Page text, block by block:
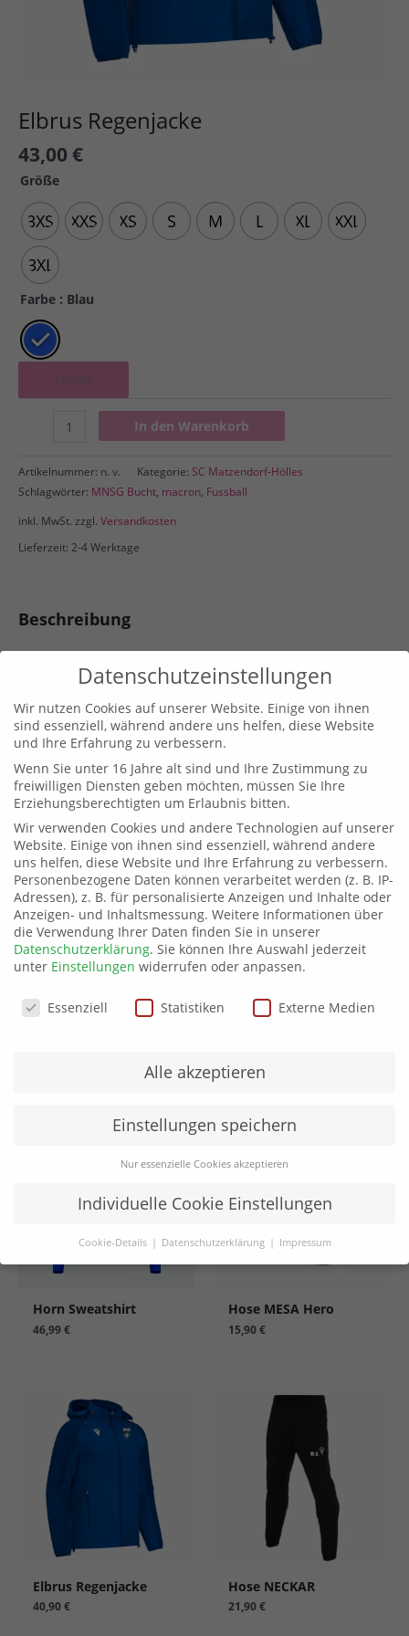
Elbrus Regenjacke
43,00 €
Größe
3XS XXS XS S M L XL
XXL
3XL
Farbe : Blau
LEEREN
In den Warenkorb
Artikelnummer: n. v. Kategorie: SC Matzendorf-Hölles
Schlagwörter: MNSG Bucht, macron, Fussball
inkl. MwSt. zzgl. Versandkosten
Lieferzeit: 2-4 Werktage
Beschreibung
Regenjacke
UNISEX
(100 % Polyester).
Grössen von 3XS – 3XL
inkl. Logodruck auf der linken Brust
Zusätzliche Informationen
Gewicht 180 g
Größe
4XS, 3XS, XXS, XS, S, M, L, XL, XXL, 3XL,
4XL, 5XL
Farbe
Blau
Ähnliche Produkte
Horn Sweatshirt
46,99€
Hose MESA Hero
15,90€
Elbrus Regenjacke
40,90€
Hose NECKAR
21,90€
Datenschutzeinstellungen
Wir nutzen Cookies auf unserer Website. Einige von ihnen
sind essenziell, während andere uns helfen, diese Website
und Ihre Erfahrung zu verbessern.
Wenn Sie unter 16 Jahre alt sind und Ihre Zustimmung zu
freiwilligen Diensten geben möchten, müssen Sie Ihre
Erziehungsberechtigten um Erlaubnis bitten.
Wir verwenden Cookies und andere Technologien auf unserer
Website. Einige von ihnen sind essenziell, während andere
uns helfen, diese Website und Ihre Erfahrung zu verbessern.
Personenbezogene Daten können verarbeitet werden (z. B. IP-
Adressen), z. B. für personalisierte Anzeigen und Inhalte oder
Anzeigen- und Inhaltsmessung. Weitere Informationen über
die Verwendung Ihrer Daten finden Sie in unserer
Datenschutzerklärung. Sie können Ihre Auswahl jederzeit
unter Einstellungen widerrufen oder anpassen.
Datenschutzeinstellungen
Essenziell Statistiken Externe Medien
Alle akzeptieren
Einstellungen speichern
Nur essenzielle Cookies akzeptieren
Individuelle Cookie Einstellungen
Cookie-Details Datenschutzerklärung Impressum
Datenschutzeinstellungen
freiwilligen Diensten geben möchten, müssen Sie Ihre
Erziehungsberechtigten um Erlaubnis bitten.
Personenbezogene Daten können verarbeitet werden (z. B. IP-
Adressen), z. B. für personalisierte Anzeigen und Inhalte oder
Anzeigen- und Inhaltsmessung.
Weitere Informationen über
die Verwendung Ihrer Daten finden Sie in unserer
Datenschutzerklärung .
Hier finden Sie eine Übersicht über alle verwendeten Cookies.
Sie können Ihre Zustimmung zu ganzen Kategorien geben
oder sich weitere Informationen anzeigen lassen und so nur
bestimmte Cookies auswählen.
Alle akzeptieren Einstellungen speichern